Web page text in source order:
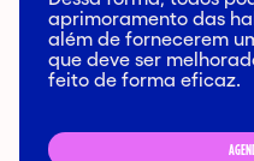
aprimoramento das
além de fornecerem
que deve ser
feito de forma eficaz.